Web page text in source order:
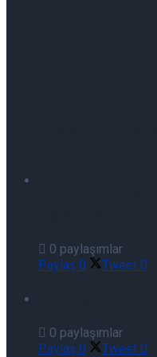
0 paylaşımlar
Paylaş 0 Tweet 0
0 paylaşımlar
Paylaş 0 Tweet 0